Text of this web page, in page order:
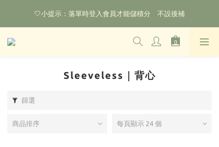
🌟購物滿HKD800即可享香港免運費（不包含手續費）*部分商品
除外
🤍小提示：落單時登入會員才能儲積分　不設後補
‼️2026.1.6 起使用網站新系統！點擊查看舊會員安排‼️
除外
Sleeveless｜背心
篩選
商品排序 每頁顯示 24 個